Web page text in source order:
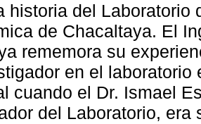
historia del Laboratorio
de Chacaltaya. El
rememora su
en el laboratorio
cuando el Dr. Ismael
del Laboratorio, era